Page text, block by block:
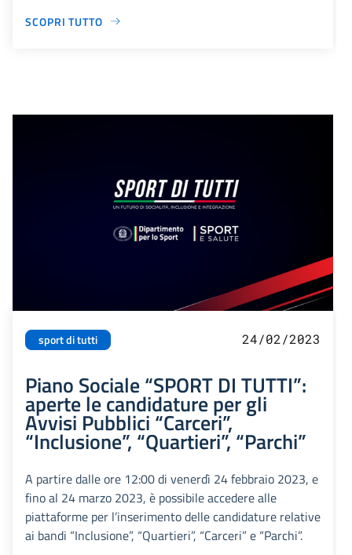
SCOPRI TUTTO
sport di tutti 24/02/2023
Piano Sociale “SPORT DI TUTTI”:
aperte le candidature per gli
Avvisi Pubblici “Carceri”,
“Inclusione”, “Quartieri”, “Parchi”
A partire dalle ore 12:00 di venerdì 24 febbraio 2023, e
fino al 24 marzo 2023, è possibile accedere alle
piattaforme per l’inserimento delle candidature relative
ai bandi “Inclusione”, “Quartieri”, “Carceri” e “Parchi”.